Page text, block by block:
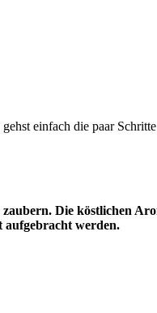
einfach die paar
Die köstlichen
werden.